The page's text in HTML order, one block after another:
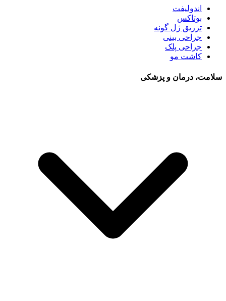
اندولیفت
بوتاکس
تزریق ژل گونه
جراحی بینی
جراحی پلک
کاشت مو
سلامت، درمان و پزشکی